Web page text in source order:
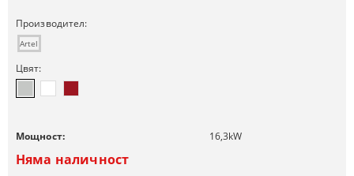
Производител:
Artel
Цвят:
Мощност: 16,3kW
Няма наличност